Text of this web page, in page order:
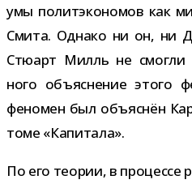
умы полит­эко­но­мов как
Смита. Однако ни он, ни
Стюарт Милль не смогли
ного объ­яс­не­ние этого
фено­мен был объ­яс­нён
томе «Капитала».
По его тео­рии, в про­цессе